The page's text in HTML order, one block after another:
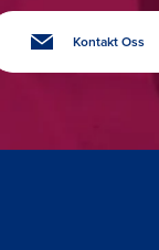
Kontakt Oss